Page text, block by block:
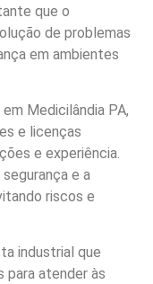
que o
de problemas
em ambientes
Medicilândia PA,
e licenças
e experiência.
e a
riscos e
industrial que
para atender às